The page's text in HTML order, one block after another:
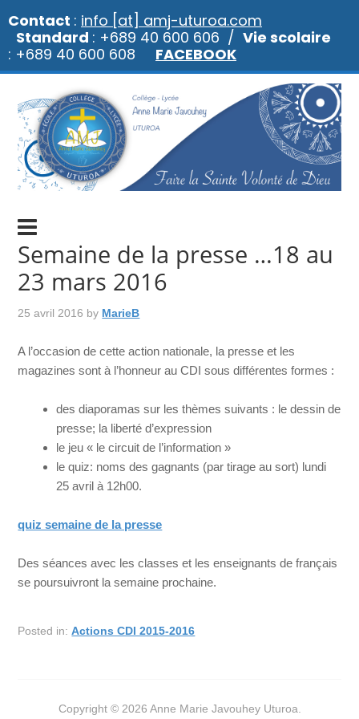
Semaine de la presse …18 au
23 mars 2016
25 avril 2016 by MarieB
A l’occasion de cette action nationale, la presse et les
magazines sont à l’honneur au CDI sous différentes formes :
des diaporamas sur les thèmes suivants : le dessin de
presse; la liberté d’expression
le jeu « le circuit de l’information »
le quiz: noms des gagnants (par tirage au sort) lundi
25 avril à 12h00.
quiz semaine de la presse
Des séances avec les classes et les enseignants de français
se poursuivront la semaine prochaine.
Posted in:Actions CDI 2015-2016
Copyright © 2026 Anne Marie Javouhey Uturoa.
Contact : info [at] amj-uturoa.com
Standard : +689 40 600 606 / Vie scolaire
: +689 40 600 608 FACEBOOK